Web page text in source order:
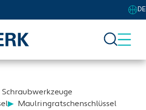
DE
Schraubwerkzeuge
Maulringratschenschlüssel